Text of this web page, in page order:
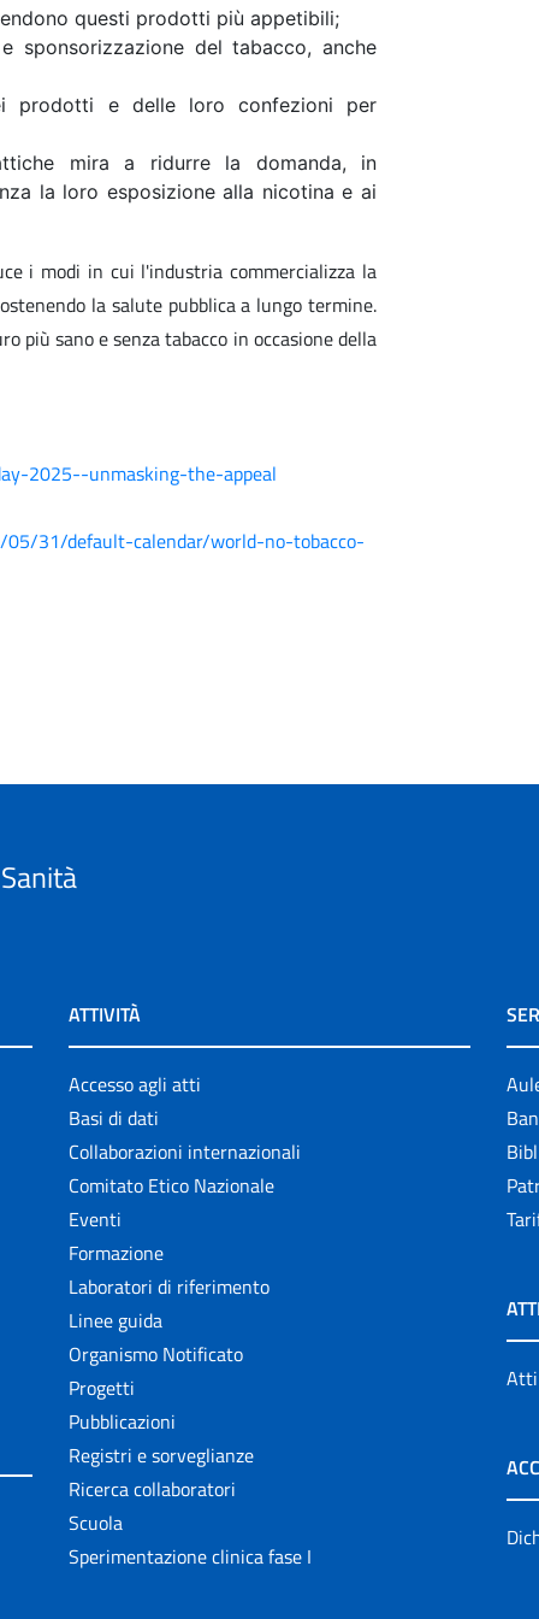
questi prodotti più appetibili;
sponsorizzazione del tabacco, anche
prodotti e delle loro confezioni per
mira a ridurre la domanda, in
la loro esposizione alla nicotina e ai
i modi in cui l'industria commercializza la
la salute pubblica a lungo termine.
più sano e senza tabacco in occasione della
2025--unmasking-the-appeal
31/default-calendar/world-no-tobacco-
ATTIVITÀ
Accesso agli atti
Basi di dati
Collaborazioni internazionali
Comitato Etico Nazionale
Eventi
Formazione
Laboratori di riferimento
Linee guida
Organismo Notificato
Progetti
Pubblicazioni
Registri e sorveglianze
Ricerca collaboratori
Scuola
Sperimentazione clinica fase I
Atti